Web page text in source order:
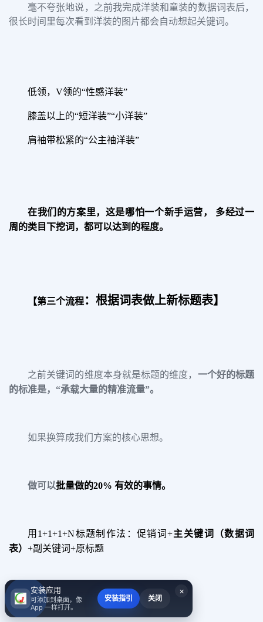
毫不夸张地说，之前我完成洋装和童装的数据词表后，
很长时间里每次看到洋装的图片都会自动想起关键词。
低领，V领的“性感洋装”
膝盖以上的“短洋装”“小洋装”
肩袖带松紧的“公主袖洋装”
在我们的方案里，这是哪怕一个新手运营， 多经过一
周的类目下挖词，都可以达到的程度。
【第三个流程： 根据词表做上新标题表】
之前关键词的维度本身就是标题的维度， 一个好的标题
的标准是， “承载大量的精准流量”。
如果换算成我们方案的核心思想。
做可以批量做的20% 有效的事情。
用 1+1+1+N标题制作法：促销词+主关键词（数据词
表） +副关键词+原标题
简单即可获得大量的标题。
×
安装应用
可添加到桌面，像
App 一样打开。
安装指引 关闭